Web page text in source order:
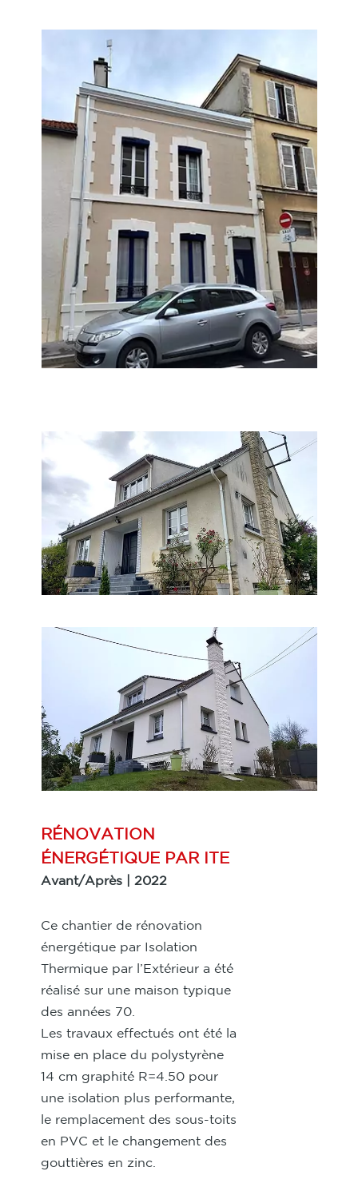
RÉNOVATION
ÉNERGÉTIQUE PAR ITE
Avant/Après | 2022
Ce chantier de rénovation
énergétique par Isolation
Thermique par l’Extérieur a été
réalisé sur une maison typique
des années 70.
Les travaux effectués ont été la
mise en place du polystyrène
14 cm graphité R=4.50 pour
une isolation plus performante,
le remplacement des sous-toits
en PVC et le changement des
gouttières en zinc.